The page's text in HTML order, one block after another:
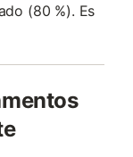
(80 %). Es